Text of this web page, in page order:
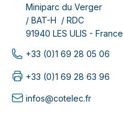
Miniparc du Verger
/ BAT-H / RDC
91940 LES ULIS - France
+33 (0)1 69 28 05 06
+33 (0)1 69 28 63 96
infos@cotelec.fr